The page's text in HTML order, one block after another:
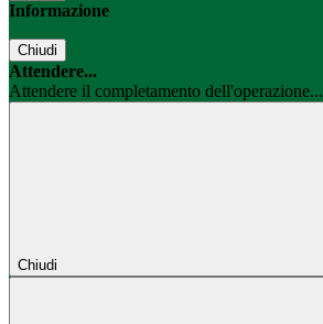
Informazione
Chiudi
Attendere...
Attendere il completamento dell'operazione...
Chiudi